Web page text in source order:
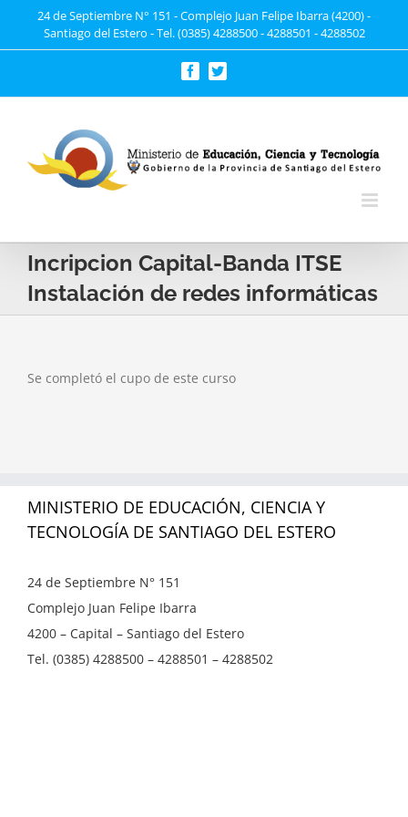
24 de Septiembre N° 151 - Complejo Juan Felipe Ibarra (4200) -
Santiago del Estero - Tel. (0385) 4288500 - 4288501 - 4288502
FacebookTwitter
Incripcion Capital-Banda ITSE
Instalación de redes informáticas
Se completó el cupo de este curso
MINISTERIO DE EDUCACIÓN, CIENCIA Y
TECNOLOGÍA DE SANTIAGO DEL ESTERO
24 de Septiembre N° 151
Complejo Juan Felipe Ibarra
4200 – Capital – Santiago del Estero
Tel. (0385) 4288500 – 4288501 – 4288502